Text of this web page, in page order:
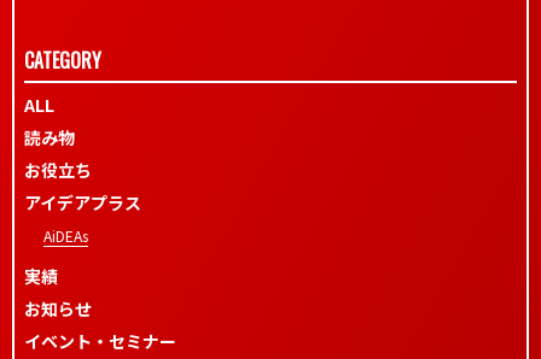
CATEGORY
ALL
読み物
お役立ち
アイデアプラス
AiDEAs
実績
お知らせ
イベント・セミナー